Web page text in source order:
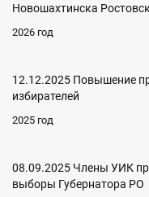
Новошахтинска
2026 год
12.12.2025 Повышение
избирателей
2025 год
08.09.2025 Члены УИК
выборы Губернатора РО